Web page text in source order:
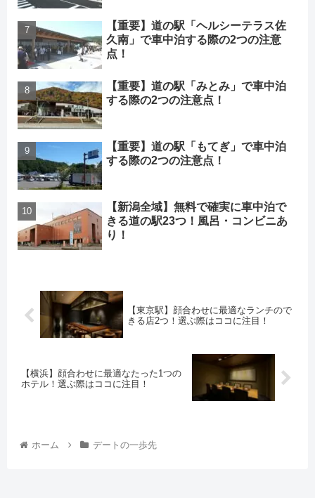
【重要】道の駅「ヘルシーテラス佐
久南」で車中泊する際の2つの注意
点！
【重要】道の駅「みとみ」で車中泊
する際の2つの注意点！
【重要】道の駅「もてぎ」で車中泊
する際の2つの注意点！
【新潟全域】無料で確実に車中泊で
きる道の駅23つ！風呂・コンビニあ
り！
【東京駅】顔合わせに最適なランチので
きる店2つ！選ぶ際はココに注目！
【横浜】顔合わせに最適なたった1つの
ホテル！選ぶ際はココに注目！
ホーム デートの一歩先